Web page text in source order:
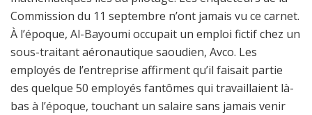
Commission du 11 septembre n’ont jamais vu ce carnet.
À l’époque, Al-Bayoumi occupait un emploi fictif chez un
sous-traitant aéronautique saoudien, Avco. Les
employés de l’entreprise affirment qu’il faisait partie
des quelque 50 employés fantômes qui travaillaient là-
bas à l’époque, touchant un salaire sans jamais venir